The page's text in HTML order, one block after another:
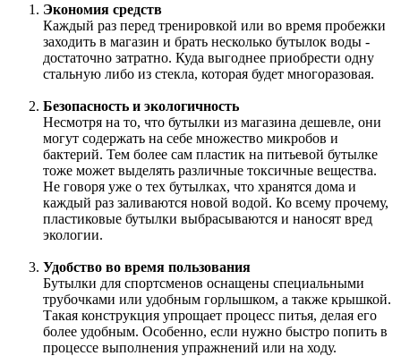
Экономия средств
Каждый раз перед тренировкой или во время пробежки
заходить в магазин и брать несколько бутылок воды -
достаточно затратно. Куда выгоднее приобрести одну
стальную либо из стекла, которая будет многоразовая.
Безопасность и экологичность
Несмотря на то, что бутылки из магазина дешевле, они
могут содержать на себе множество микробов и
бактерий. Тем более сам пластик на питьевой бутылке
тоже может выделять различные токсичные вещества.
Не говоря уже о тех бутылках, что хранятся дома и
каждый раз заливаются новой водой. Ко всему прочему,
пластиковые бутылки выбрасываются и наносят вред
экологии.
Удобство во время пользования
Бутылки для спортсменов оснащены специальными
трубочками или удобным горлышком, а также крышкой.
Такая конструкция упрощает процесс питья, делая его
более удобным. Особенно, если нужно быстро попить в
процессе выполнения упражнений или на ходу.